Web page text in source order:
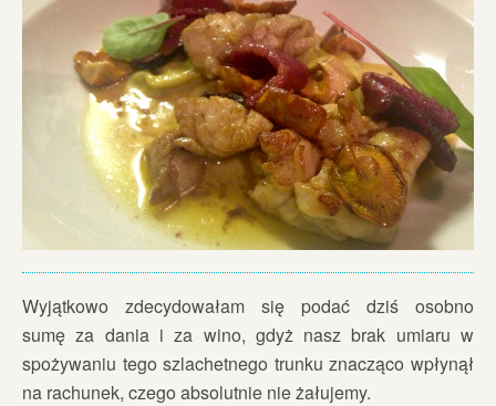
Wyjątkowo zdecydowałam się podać dziś osobno
sumę za dania i za wino, gdyż nasz brak umiaru w
spożywaniu tego szlachetnego trunku znacząco wpłynął
na rachunek, czego absolutnie nie żałujemy.